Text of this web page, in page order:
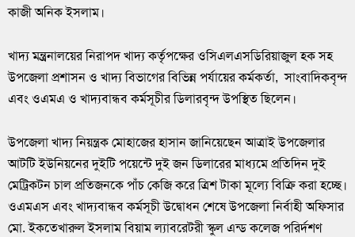
কাজী অনিক ইসলাম।
খাদ্য মন্ত্র্রনালয়ের নিরাপদ খাদ্য কর্তৃপক্ষের ওসিএলএসডিরিয়াজুল হক সহ
উপজেলা প্রশাসন ও খাদ্য বিভাগের বিভিন্ন পর্যায়ের কর্মকর্তা, সাংবাদিকবৃন্দ
এবং ওএমএ ও খাদ্যবান্ধব কর্মসূচীর ডিলারবৃন্দ উপস্থিত ছিলেন।
উপজেলা খাদ্য নিয়ন্ত্রক মোহাজের হাসান জানিয়েছেন আত্রাই উপজেলার
আটটি ইউনিয়নের দুইটি পয়েন্টে দুই জন ডিলারের মাধ্যমে প্রতিদিন দুই
মেট্রিকটন চাল প্রতিজনকে পাঁচ কেজি করে ত্রিশ টাকা মূল্যে বিক্রি করা হচ্ছে।
ওএমএস এবং খাদ্যবান্ধব কর্মসূচী উদ্বোধন শেষে উপজেলা নির্বাহী অফিসার
মো. ইকতেখারুল ইসলাম বিয়াম ল্যাবরেটরী স্কুল এন্ড কলেজ পরির্দশণ